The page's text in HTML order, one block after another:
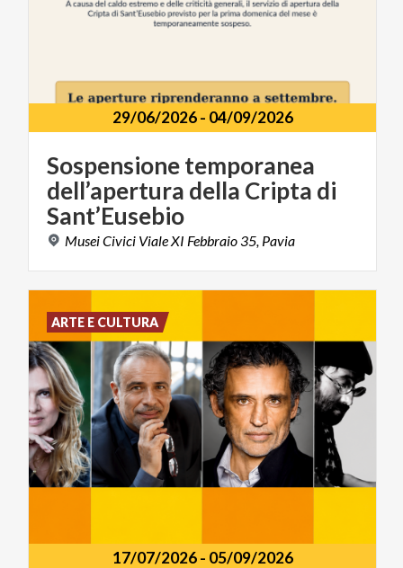
29/06/2026- 04/09/2026
Sospensione temporanea
dell’apertura della Cripta di
Sant’Eusebio
MuseiCivici Viale XI Febbraio35, Pavia
17/07/2026- 05/09/2026
ARTE E CULTURA